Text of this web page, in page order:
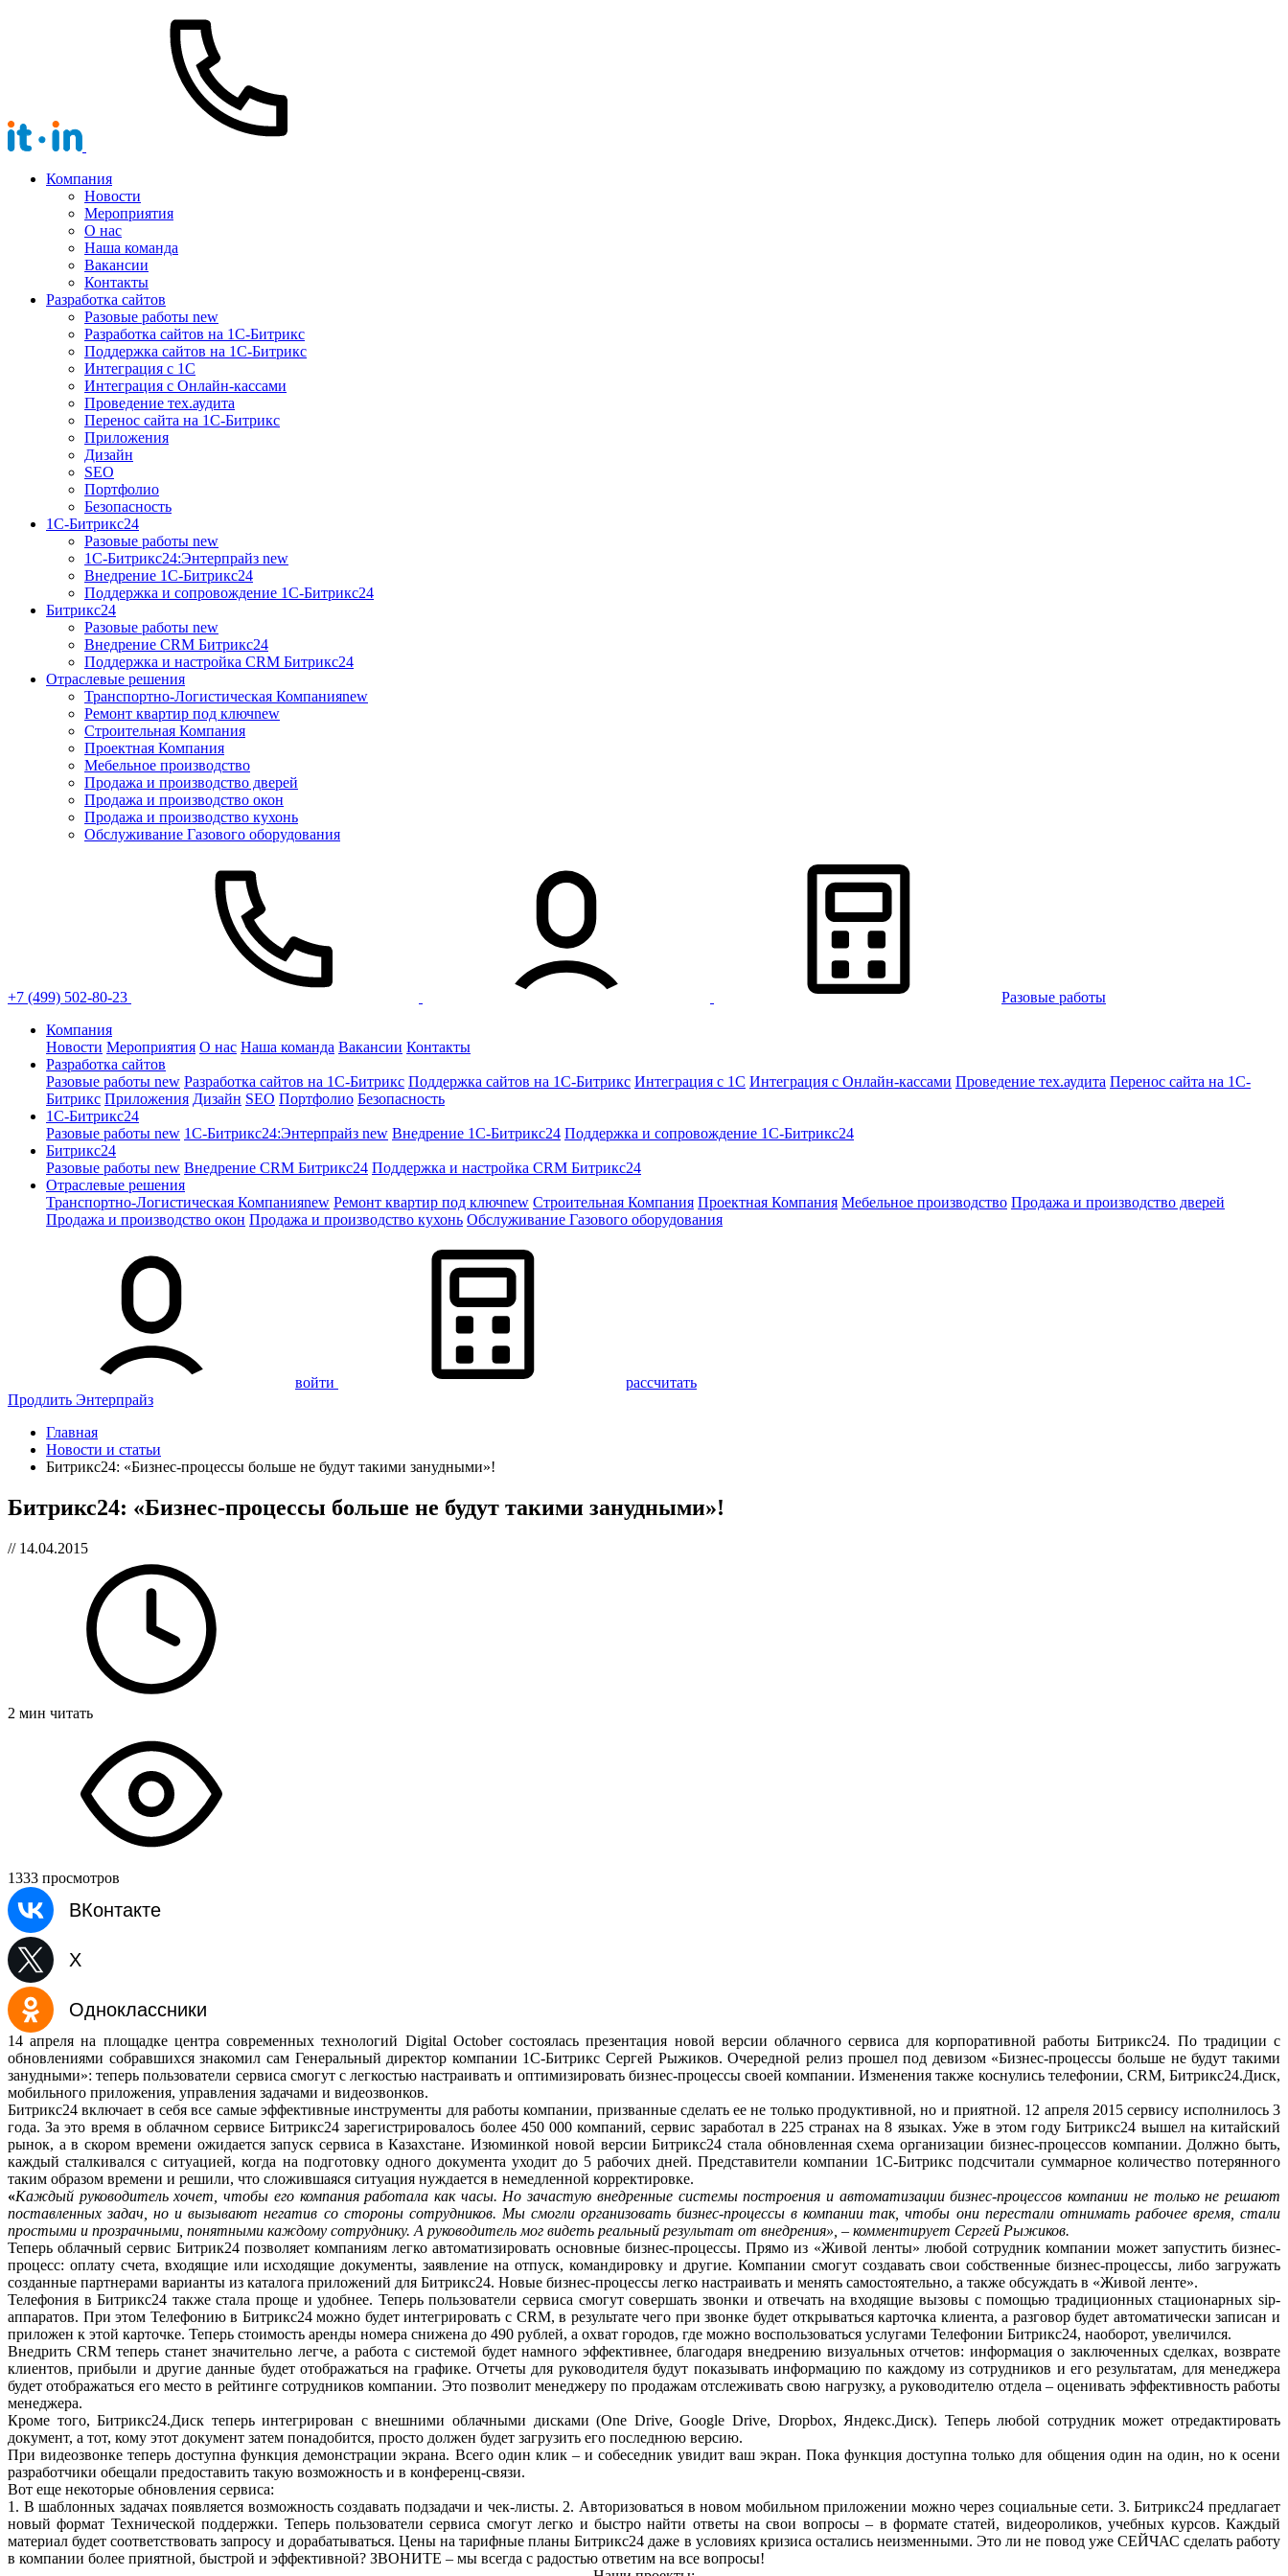
Компания
Новости
Мероприятия
О нас
Наша команда
Вакансии
Контакты
Разработка сайтов
Разовые работы new
Разработка сайтов на 1С-Битрикс
Поддержка сайтов на 1С-Битрикс
Интеграция с 1С
Интеграция с Онлайн-кассами
Проведение тех.аудита
Перенос сайта на 1С-Битрикс
Приложения
Дизайн
SEO
Портфолио
Безопасность
1C-Битрикс24
Разовые работы new
1С-Битрикс24:Энтерпрайз new
Внедрение 1C-Битрикс24
Поддержка и сопровождение 1С-Битрикс24
Битрикс24
Разовые работы new
Внедрение CRM Битрикс24
Поддержка и настройка CRM Битрикс24
Отраслевые решения
Транспортно-Логистическая Компанияnew
Ремонт квартир под ключnew
Строительная Компания
Проектная Компания
Мебельное производство
Продажа и производство дверей
Продажа и производство окон
Продажа и производство кухонь
Обслуживание Газового оборудования
+7 (499) 502-80-23
Разовые работы
Компания
Новости Мероприятия О нас Наша команда Вакансии Контакты
Разработка сайтов
Разовые работы new Разработка сайтов на 1С-Битрикс Поддержка сайтов на 1С-Битрикс Интеграция с 1С Интеграция с Онлайн-кассами Проведение тех.аудита Перенос сайта на 1С-
Битрикс Приложения Дизайн SEO Портфолио Безопасность
1C-Битрикс24
Разовые работы new 1С-Битрикс24:Энтерпрайз new Внедрение 1C-Битрикс24 Поддержка и сопровождение 1С-Битрикс24
Битрикс24
Разовые работы new Внедрение CRM Битрикс24 Поддержка и настройка CRM Битрикс24
Отраслевые решения
Транспортно-Логистическая Компанияnew Ремонт квартир под ключnew Строительная Компания Проектная Компания Мебельное производство Продажа и производство дверей
Продажа и производство окон Продажа и производство кухонь Обслуживание Газового оборудования
войти
рассчитать
Продлить Энтерпрайз
Главная
Новости и статьи
Битрикс24: «Бизнес-процессы больше не будут такими занудными»!
Битрикс24: «Бизнес-процессы больше не будут такими занудными»!
// 14.04.2015
2 мин читать
1333 просмотров
ВКонтакте
X
Одноклассники
14 апреля на площадке центра современных технологий Digital October состоялась презентация новой версии облачного сервиса для корпоративной работы Битрикс24. По традиции с
обновлениями собравшихся знакомил сам Генеральный директор компании 1С-Битрикс Сергей Рыжиков. Очередной релиз прошел под девизом «Бизнес-процессы больше не будут такими
занудными»: теперь пользователи сервиса смогут с легкостью настраивать и оптимизировать бизнес-процессы своей компании. Изменения также коснулись телефонии, CRM, Битрикс24.Диск,
мобильного приложения, управления задачами и видеозвонков.
Битрикс24 включает в себя все самые эффективные инструменты для работы компании, призванные сделать ее не только продуктивной, но и приятной. 12 апреля 2015 сервису исполнилось 3
года. За это время в облачном сервисе Битрикс24 зарегистрировалось более 450 000 компаний, сервис заработал в 225 странах на 8 языках. Уже в этом году Битрикс24 вышел на китайский
рынок, а в скором времени ожидается запуск сервиса в Казахстане. Изюминкой новой версии Битрикс24 стала обновленная схема организации бизнес-процессов компании. Должно быть,
каждый сталкивался с ситуацией, когда на подготовку одного документа уходит до 5 рабочих дней. Представители компании 1С-Битрикс подсчитали суммарное количество потерянного
таким образом времени и решили, что сложившаяся ситуация нуждается в немедленной корректировке.
«Каждый руководитель хочет, чтобы его компания работала как часы. Но зачастую внедренные системы построения и автоматизации бизнес-процессов компании не только не решают
поставленных задач, но и вызывают негатив со стороны сотрудников. Мы смогли организовать бизнес-процессы в компании так, чтобы они перестали отнимать рабочее время, стали
простыми и прозрачными, понятными каждому сотруднику. А руководитель мог видеть реальный результат от внедрения», – комментирует Сергей Рыжиков.
Теперь облачный сервис Битрик24 позволяет компаниям легко автоматизировать основные бизнес-процессы. Прямо из «Живой ленты» любой сотрудник компании может запустить бизнес-
процесс: оплату счета, входящие или исходящие документы, заявление на отпуск, командировку и другие. Компании смогут создавать свои собственные бизнес-процессы, либо загружать
созданные партнерами варианты из каталога приложений для Битрикс24. Новые бизнес-процессы легко настраивать и менять самостоятельно, а также обсуждать в «Живой ленте».
Телефония в Битрикс24 также стала проще и удобнее. Теперь пользователи сервиса смогут совершать звонки и отвечать на входящие вызовы с помощью традиционных стационарных sip-
аппаратов. При этом Телефонию в Битрикс24 можно будет интегрировать с CRM, в результате чего при звонке будет открываться карточка клиента, а разговор будет автоматически записан и
приложен к этой карточке. Теперь стоимость аренды номера снижена до 490 рублей, а охват городов, где можно воспользоваться услугами Телефонии Битрикс24, наоборот, увеличился.
Внедрить CRM теперь станет значительно легче, а работа с системой будет намного эффективнее, благодаря внедрению визуальных отчетов: информация о заключенных сделках, возврате
клиентов, прибыли и другие данные будет отображаться на графике. Отчеты для руководителя будут показывать информацию по каждому из сотрудников и его результатам, для менеджера
будет отображаться его место в рейтинге сотрудников компании. Это позволит менеджеру по продажам отслеживать свою нагрузку, а руководителю отдела – оценивать эффективность работы
менеджера.
Кроме того, Битрикс24.Диск теперь интегрирован с внешними облачными дисками (One Drive, Google Drive, Dropbox, Яндекс.Диск). Теперь любой сотрудник может отредактировать
документ, а тот, кому этот документ затем понадобится, просто должен будет загрузить его последнюю версию.
При видеозвонке теперь доступна функция демонстрации экрана. Всего один клик – и собеседник увидит ваш экран. Пока функция доступна только для общения один на один, но к осени
разработчики обещали предоставить такую возможность и в конференц-связи.
Вот еще некоторые обновления сервиса:
1. В шаблонных задачах появляется возможность создавать подзадачи и чек-листы. 2. Авторизоваться в новом мобильном приложении можно через социальные сети. 3. Битрикс24 предлагает
новый формат Технической поддержки. Теперь пользователи сервиса смогут легко и быстро найти ответы на свои вопросы – в формате статей, видеороликов, учебных курсов. Каждый
материал будет соответствовать запросу и дорабатываться. Цены на тарифные планы Битрикс24 даже в условиях кризиса остались неизменными. Это ли не повод уже СЕЙЧАС сделать работу
в компании более приятной, быстрой и эффективной? ЗВОНИТЕ – мы всегда с радостью ответим на все вопросы!